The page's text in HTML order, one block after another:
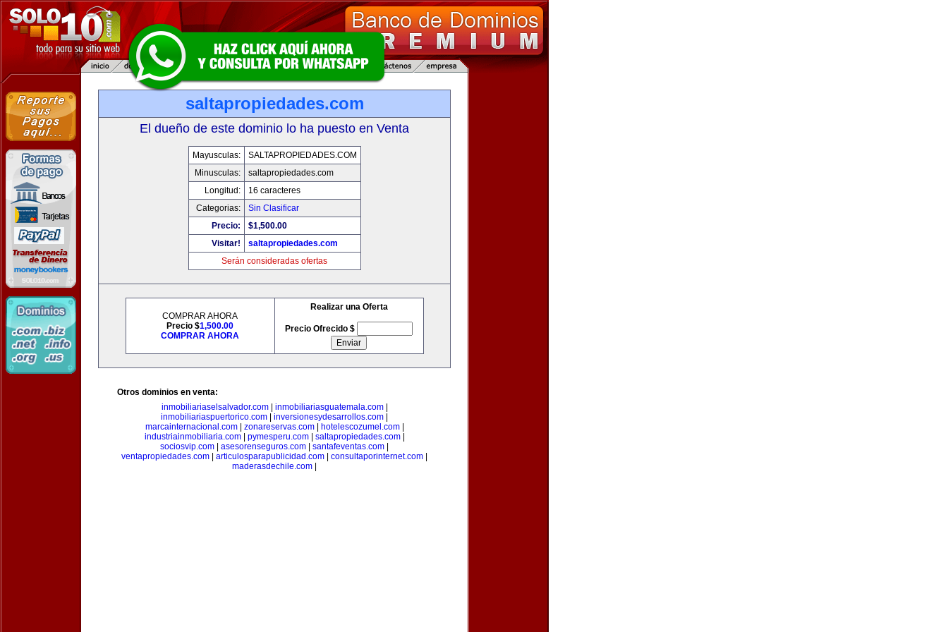
saltapropiedades.com
El dueño de este dominio lo ha puesto en Venta
Mayusculas:
SALTAPROPIEDADES.COM
Minusculas:
saltapropiedades.com
Longitud:
16 caracteres
Categorias:
Sin Clasificar
Precio:
$1,500.00
Visitar!
saltapropiedades.com
Serán consideradas ofertas
COMPRAR AHORA
Precio $1,500.00
COMPRAR AHORA
Realizar una Oferta
Precio Ofrecido $
Otros dominios en venta:
inmobiliariaselsalvador.com| inmobiliariasguatemala.com|
inmobiliariaspuertorico.com
inversionesydesarrollos.com
marcainternacional.com| zonareservas.com| hotelescozumel.com|
industriainmobiliaria.com| pymesperu.com| saltapropiedades.com|
sociosvip.com
asesorenseguros.com santafeventas.com
ventapropiedades.com
articulosparapublicidad.com consultaporinternet.com
maderasdechile.com